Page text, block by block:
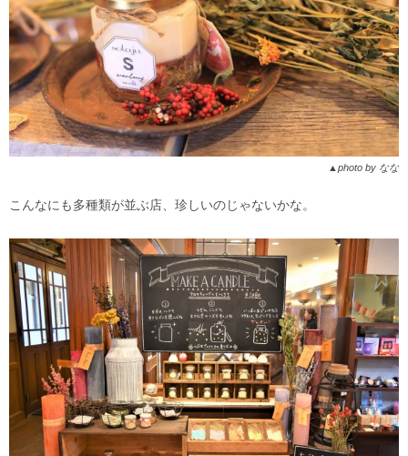
▲photo by なな
こんなにも多種類が並ぶ店、珍しいのじゃないかな。